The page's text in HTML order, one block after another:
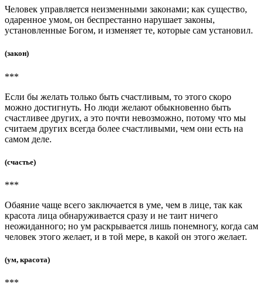
Человек управляется неизменными законами; как существо,
одаренное умом, он беспрестанно нарушает законы,
установленные Богом, и изменяет те, которые сам установил.
(закон)
***
Если бы желать только быть счастливым, то этого скоро
можно достигнуть. Но люди желают обыкновенно быть
счастливее других, а это почти невозможно, потому что мы
считаем других всегда более счастливыми, чем они есть на
самом деле.
(счастье)
***
Обаяние чаще всего заключается в уме, чем в лице, так как
красота лица обнаруживается сразу и не таит ничего
неожиданного; но ум раскрывается лишь понемногу, когда сам
человек этого желает, и в той мере, в какой он этого желает.
(ум, красота)
***